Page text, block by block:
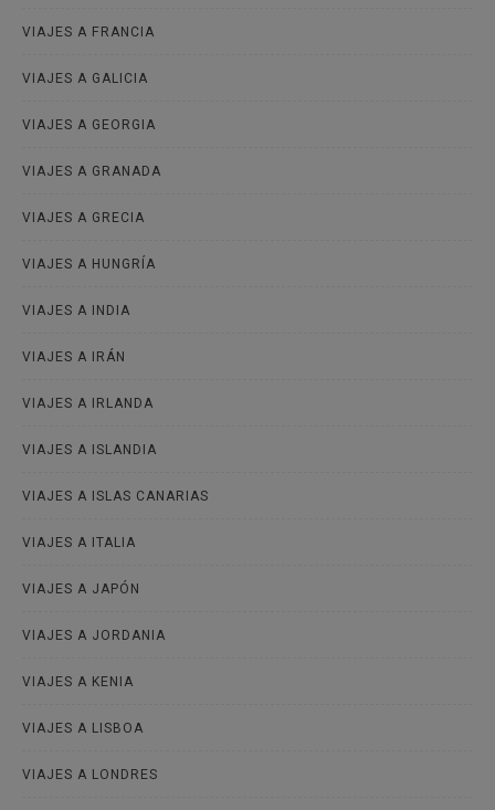
VIAJES A FRANCIA
VIAJES A GALICIA
VIAJES A GEORGIA
VIAJES A GRANADA
VIAJES A GRECIA
VIAJES A HUNGRÍA
VIAJES A INDIA
VIAJES A IRÁN
VIAJES A IRLANDA
VIAJES A ISLANDIA
VIAJES A ISLAS CANARIAS
VIAJES A ITALIA
VIAJES A JAPÓN
VIAJES A JORDANIA
VIAJES A KENIA
VIAJES A LISBOA
VIAJES A LONDRES